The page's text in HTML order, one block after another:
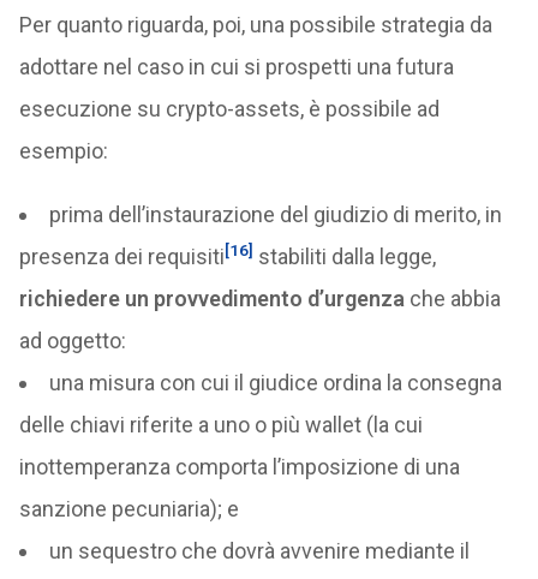
Per quanto riguarda, poi, una possibile strategia da
adottare nel caso in cui si prospetti una futura
esecuzione su crypto-assets, è possibile ad
esempio:
prima dell’instaurazione del giudizio di merito, in
presenza dei requisiti[16] stabiliti dalla legge,
richiedere un provvedimento d’urgenza che abbia
ad oggetto:
una misura con cui il giudice ordina la consegna
delle chiavi riferite a uno o più wallet (la cui
inottemperanza comporta l’imposizione di una
sanzione pecuniaria); e
un sequestro che dovrà avvenire mediante il